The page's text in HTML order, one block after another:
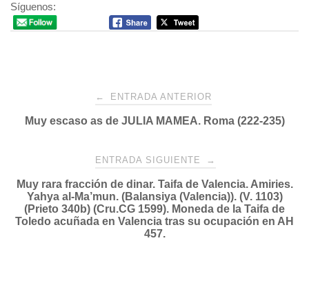
Síguenos:
Navegación
de
← ENTRADA ANTERIOR
Muy escaso as de JULIA MAMEA. Roma (222-235)
ENTRADA SIGUIENTE →
Muy rara fracción de dinar. Taifa de Valencia. Amiries.
Yahya al-Ma’mun. (Balansiya (Valencia)). (V. 1103)
(Prieto 340b) (Cru.CG 1599). Moneda de la Taifa de
Toledo acuñada en Valencia tras su ocupación en AH
457.